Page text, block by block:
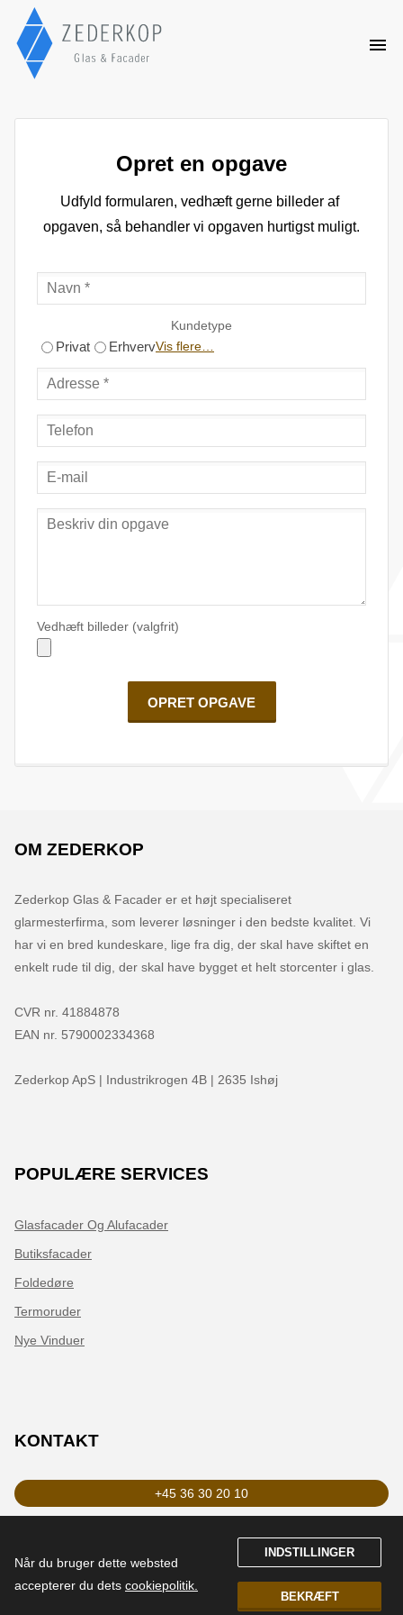
Opret en opgave
Udfyld formularen, vedhæft gerne billeder af
opgaven, så behandler vi opgaven hurtigst muligt.
Kundetype
Privat ErhvervVis flere…
Vedhæft billeder (valgfrit)
OPRET OPGAVE
OM ZEDERKOP
Zederkop Glas & Facader er et højt specialiseret
glarmesterfirma, som leverer løsninger i den bedste kvalitet. Vi
har vi en bred kundeskare, lige fra dig, der skal have skiftet en
enkelt rude til dig, der skal have bygget et helt storcenter i glas.
CVR nr. 41884878
EAN nr. 5790002334368
Zederkop ApS | Industrikrogen 4B | 2635 Ishøj
POPULÆRE SERVICES
Glasfacader Og Alufacader
Butiksfacader
Foldedøre
Termoruder
Nye Vinduer
KONTAKT
+45 36 30 20 10
zederkop@zederkop.dk
Når du bruger dette websted
accepterer du dets cookiepolitik.
INDSTILLINGER
BEKRÆFT